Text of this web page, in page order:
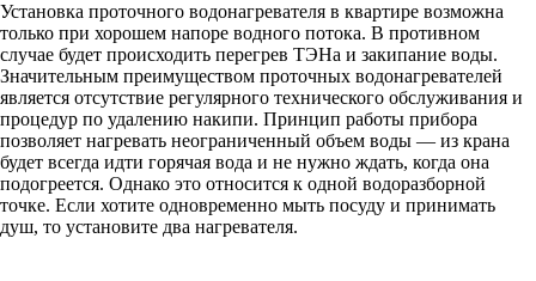
Установка проточного водонагревателя в квартире возможна
только при хорошем напоре водного потока. В противном
случае будет происходить перегрев ТЭНа и закипание воды.
Значительным преимуществом проточных водонагревателей
является отсутствие регулярного технического обслуживания и
процедур по удалению накипи. Принцип работы прибора
позволяет нагревать неограниченный объем воды — из крана
будет всегда идти горячая вода и не нужно ждать, когда она
подогреется. Однако это относится к одной водоразборной
точке. Если хотите одновременно мыть посуду и принимать
душ, то установите два нагревателя.